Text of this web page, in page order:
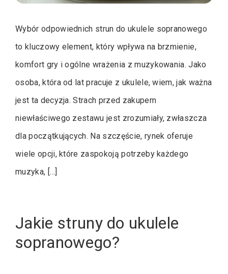
Wybór odpowiednich strun do ukulele sopranowego
to kluczowy element, który wpływa na brzmienie,
komfort gry i ogólne wrażenia z muzykowania. Jako
osoba, która od lat pracuje z ukulele, wiem, jak ważna
jest ta decyzja. Strach przed zakupem
niewłaściwego zestawu jest zrozumiały, zwłaszcza
dla początkujących. Na szczęście, rynek oferuje
wiele opcji, które zaspokoją potrzeby każdego
muzyka, […]
Jakie struny do ukulele
sopranowego?